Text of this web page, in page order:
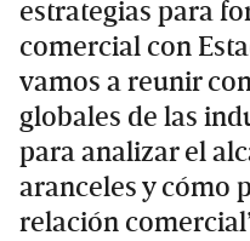
estrategias para
comercial con
vamos a reunir
globales de las
para analizar el
aranceles y cómo
relación